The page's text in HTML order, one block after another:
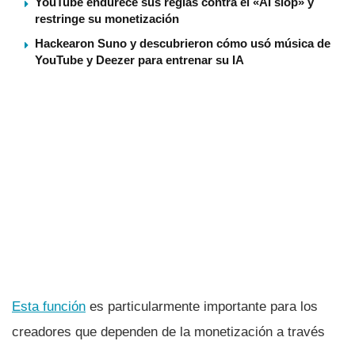
restringe su monetización
Hackearon Suno y descubrieron cómo usó música de
YouTube y Deezer para entrenar su IA
Esta función es particularmente importante para los
creadores que dependen de la monetización a través